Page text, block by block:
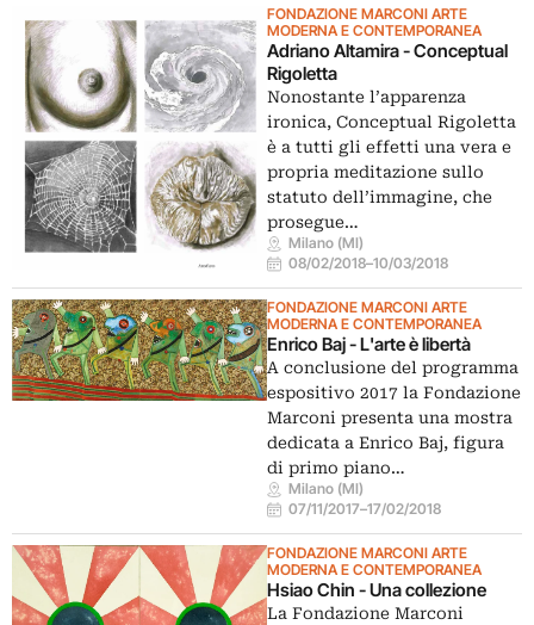
FONDAZIONE MARCONI ARTE
MODERNA E CONTEMPORANEA
Adriano Altamira - Conceptual
Rigoletta
Nonostante l’apparenza
ironica, Conceptual Rigoletta
è a tutti gli effetti una vera e
propria meditazione sullo
statuto dell’immagine, che
prosegue…
Milano (MI)
08/02/2018–10/03/2018
FONDAZIONE MARCONI ARTE
MODERNA E CONTEMPORANEA
Enrico Baj - L'arte è libertà
A conclusione del programma
espositivo 2017 la Fondazione
Marconi presenta una mostra
dedicata a Enrico Baj, figura
di primo piano…
Milano (MI)
07/11/2017–17/02/2018
FONDAZIONE MARCONI ARTE
MODERNA E CONTEMPORANEA
Hsiao Chin - Una collezione
La Fondazione Marconi